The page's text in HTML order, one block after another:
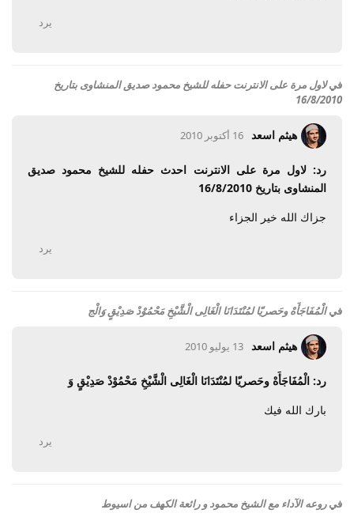
يرد
فيلاول مرة على الانترنت حفله للشيخ محمود صديق المنشاوى بتاريخ
16/8/2010
هيثم اسعد 16 أكتوبر 2010
رد: لاول مرة على الانترنت احدث حفله للشيخ محمود صديق
المنشاوى بتاريخ 16/8/2010
جزاك الله خير الجزاء
يرد
فيالْمُفَاجَأَهْ وحَصريّا لمُنْتَدَانَا الْغَالِى الْشَّيْخِ مَحْمُوْدْ صَدِيْقٍ وَالْج
هيثم اسعد 13 يوليو 2010
رد: الْمُفَاجَأَهْ وحَصريّا لمُنْتَدَانَا الْغَالِى الْشَّيْخِ مَحْمُوْدْ صَدِيْقٍ وَ
بارك الله فيك
يرد
فيروعه الآداء مع الشيخ محمود و رائعة الكهف من اسيوط